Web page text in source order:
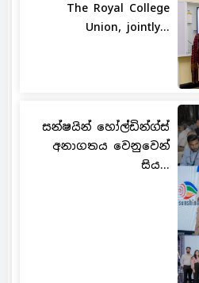
The Royal College
Union, jointly...
සන්ෂයින් හෝල්ඩින්ග්ස්
අනාගතය වෙනුවෙන්
සිය...